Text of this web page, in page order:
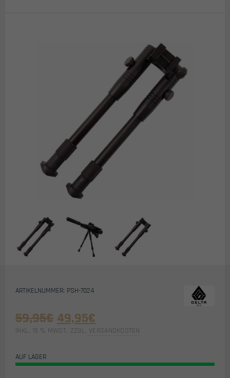
ARTIKELNUMMER: PSH-7024
59,95€ Ursprünglicher
Preis
49,95€
Preis
INKL. 19 % MWST. ZZGL. VERSANDKOSTEN
AUF LAGER